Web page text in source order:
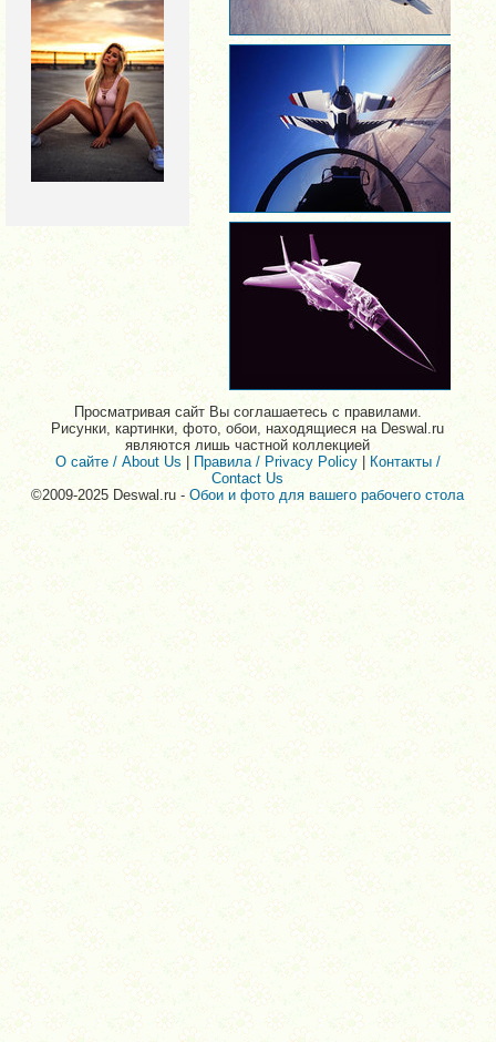
Просматривая сайт Вы соглашаетесь с правилами.
Рисунки, картинки, фото, обои, находящиеся на Deswal.ru
являются лишь частной коллекцией
О сайте / About Us
Правила / Privacy Policy|Контакты /
Contact Us
©2009-2025 Deswal.ru -Обои и фото для вашего рабочего стола